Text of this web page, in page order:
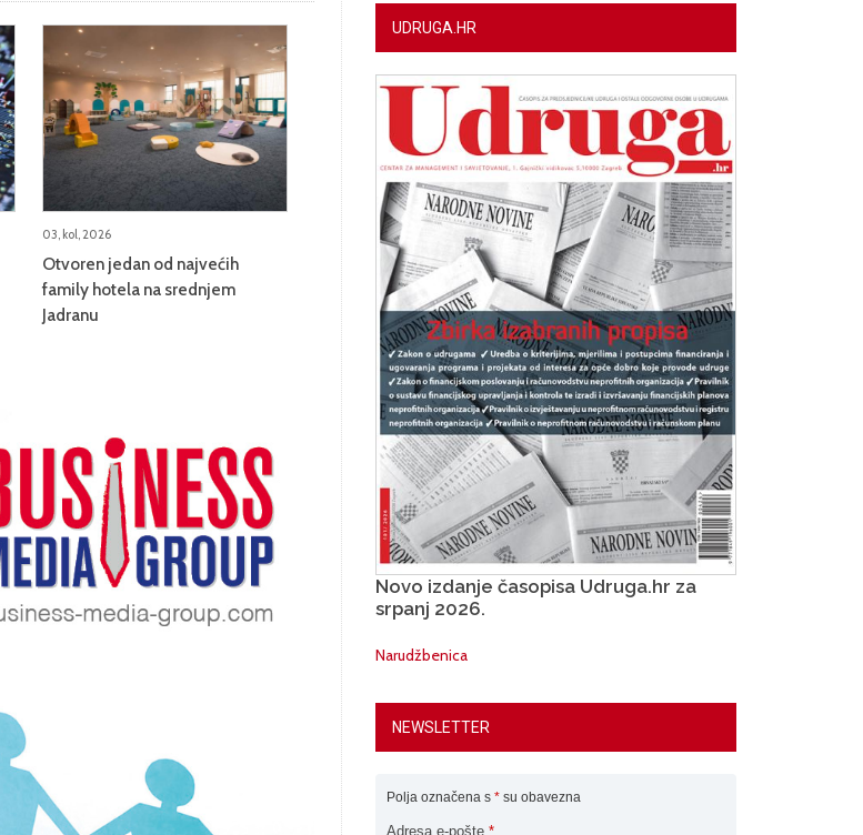
03, kol, 2026
Otvoren jedan od najvećih
family hotela na srednjem
Jadranu
UDRUGA.HR
Novo izdanje časopisa Udruga.hr za
srpanj 2026.
Narudžbenica
NEWSLETTER
Polja označena s * su obavezna
Adresa e-pošte *